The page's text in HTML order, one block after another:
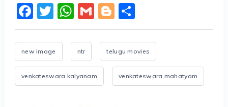
Facebook
Twitter
WhatsApp
GmailBlogger
Share
new image ntr telugu movies
venkateswara kalyanam venkateswara mahatyam